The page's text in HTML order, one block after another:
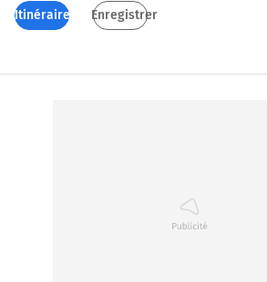
Itinéraires Enregistrer